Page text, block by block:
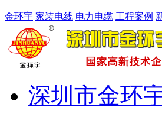
金环宇 家装电线 电力电缆 工程案例
深圳市金环